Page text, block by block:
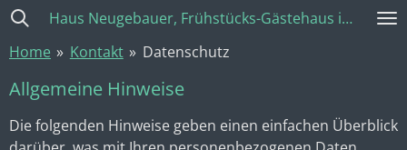
Zum
springen
Haus Neugebauer, Frühstücks-Gästehaus in Johannisberg
Home » Kontakt » Datenschutz
Allgemeine Hinweise
Die folgenden Hinweise geben einen einfachen Überblick